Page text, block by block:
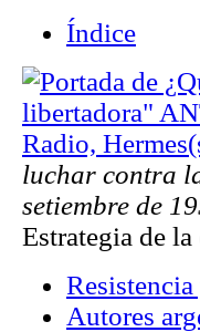
Índice
Radio,
luchar contra
setiembre de
Estrategia de
Autores